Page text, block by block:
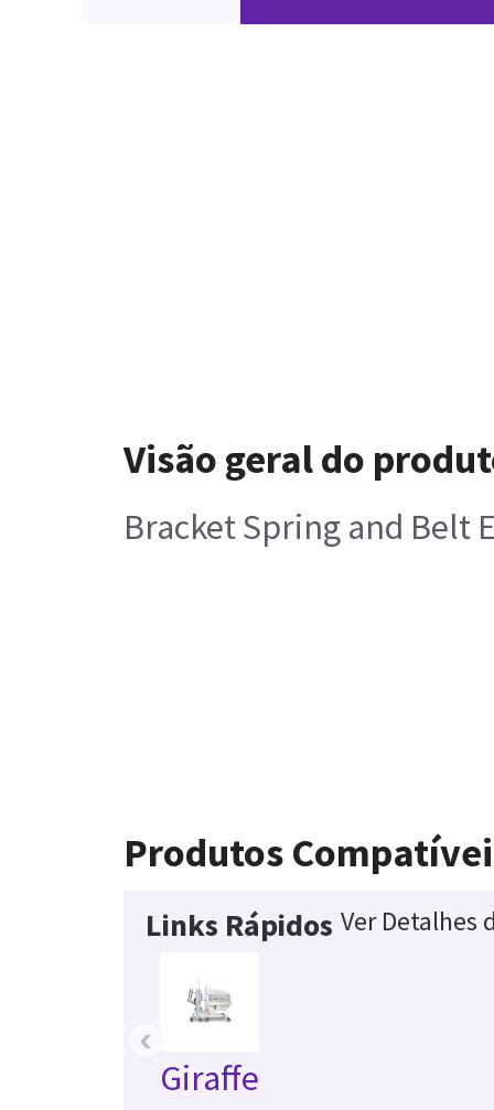
Visão geral do
Bracket Spring and Belt
Produtos
Links Rápidos Ver Detalhes
Giraffe
‹